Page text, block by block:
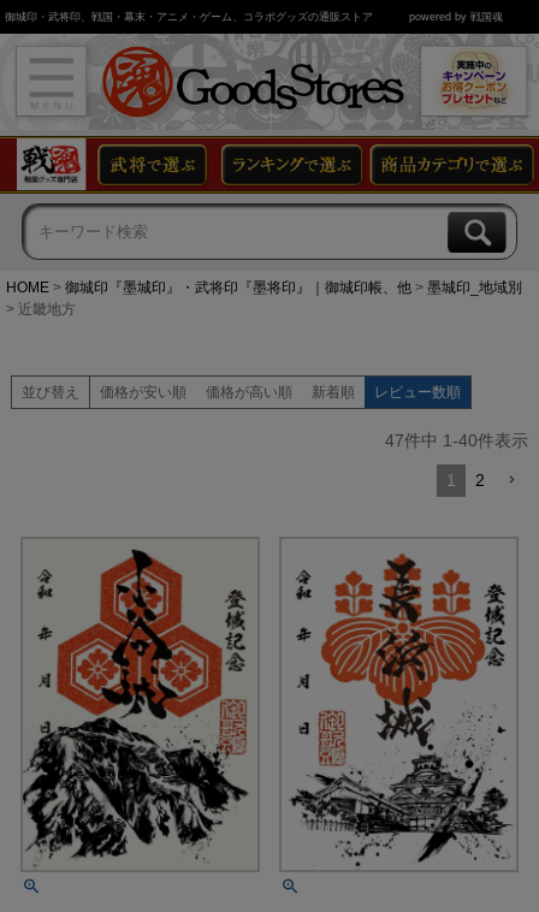
御城印・武将印、戦国・幕末・アニメ・ゲーム、コラボグッズの通販ストア powered by 戦国魂
HOME 御城印『墨城印』・武将印『墨将印』｜御城印帳、他
墨城印_地域別
近畿地方
並び替え 価格が安い順 価格が高い順 新着順 レビュー数順
47件中 1-40件表示
1 2